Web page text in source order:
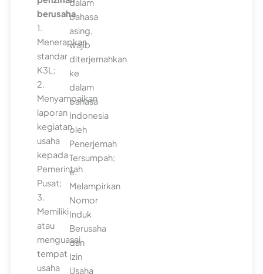
berusaha
1.
Menerapkan
standar
K3L;
2.
Menyampaikan
laporan
kegiatan
usaha
kepada
Pemerintah
Pusat;
3.
Memiliki
atau
menguasai
tempat
usaha
dalam
bahasa
asing,
wajib
diterjemahkan
ke
dalam
bahasa
Indonesia
oleh
Penerjemah
Tersumpah;
e.
Melampirkan
Nomor
Induk
Berusaha
dan
Izin
Usaha